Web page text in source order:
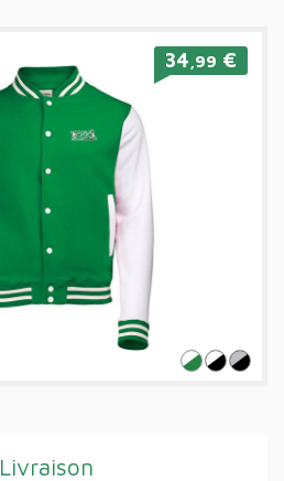
34 ,99 €
Livraison